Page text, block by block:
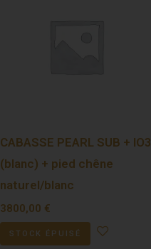
CABASSE PEARL SUB + IO3
(blanc) + pied chêne
naturel/blanc
3800,00 €
STOCK ÉPUISÉ